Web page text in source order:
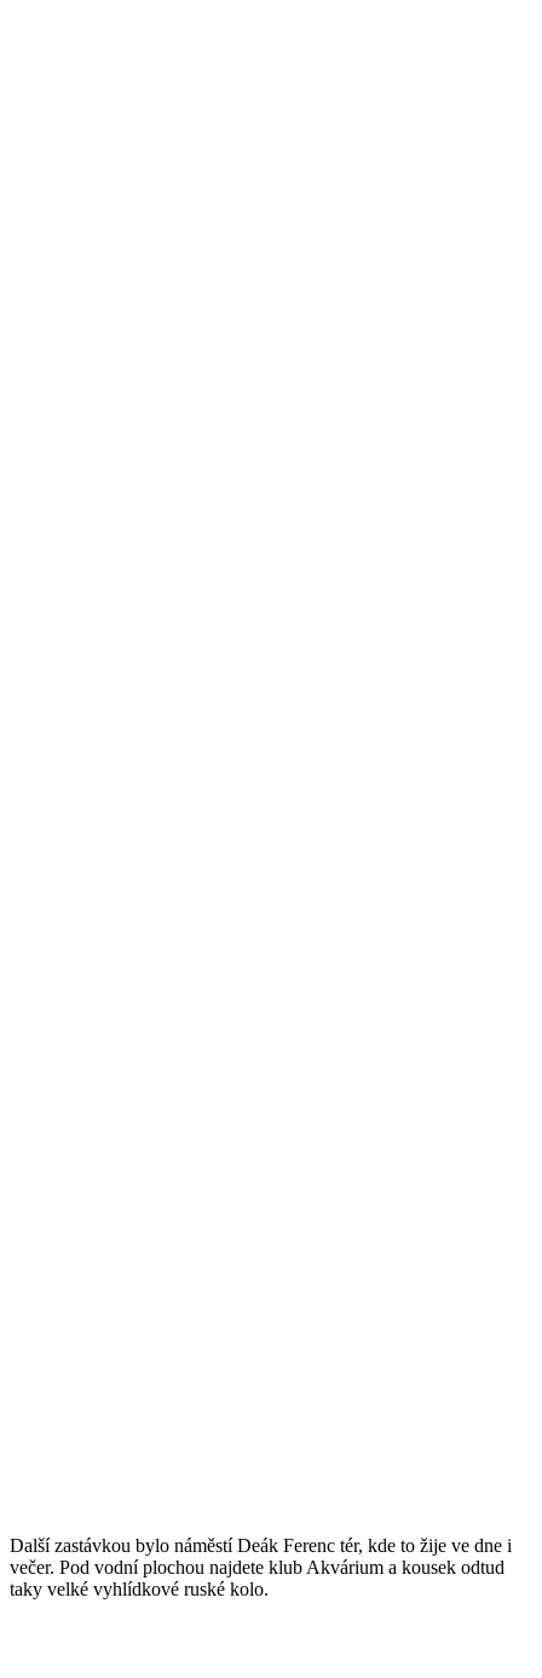
Další zastávkou bylo náměstí Deák Ferenc tér, kde to žije ve dne i
večer. Pod vodní plochou najdete klub Akvárium a kousek odtud
taky velké vyhlídkové ruské kolo.